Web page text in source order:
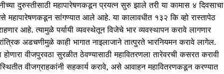
दुरुस्तीसाठी महापारेषणकडून प्रयत्न सुरु झाले तरी या कामास ४ दिवसाचा
महापारेषणकडून सांगण्यात आले आहे. या कालावधीत १३२ कि व्हो रास्तापेठ
आहे. त्यामुळे पर्यायी व्यवस्थेतून विजेचे भार व्यवस्थापन करावे लागणार
अडचणीमुळे काही भागात नाइलाजाने तात्पुरते भारनियमन करावे लागेल.
वीजपुरवठा सुरळीत ठेवण्यासाठी महावितरणला तारेवरची कसरत करावी
वीजग्राहकांनी सहकार्य करावे, असे आवाहन महावितरणकडून करण्यात